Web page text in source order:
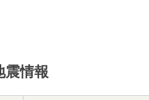
震情報